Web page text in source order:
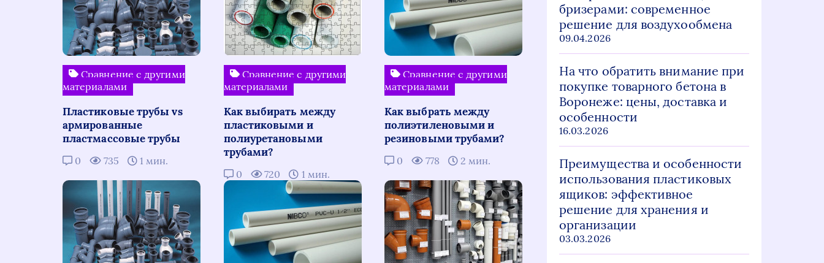
Сравнение с другими
материалами
Пластиковые трубы vs
армированные
пластмассовые трубы
0 735 1 мин.
Сравнение с другими
материалами
Как выбирать между
пластиковыми и
полиуретановыми
трубами?
0 720 1 мин.
Сравнение с другими
материалами
Как выбрать между
полиэтиленовыми и
резиновыми трубами?
0 778 2 мин.
бризерами: современное
решение для воздухообмена
09.04.2026
На что обратить внимание при
покупке товарного бетона в
Воронеже: цены, доставка и
особенности
16.03.2026
Преимущества и особенности
использования пластиковых
ящиков: эффективное
решение для хранения и
организации
03.03.2026